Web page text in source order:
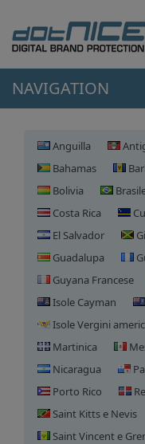
NAVIGATION
Anguilla
Bahamas
Bolivia
Costa Rica
El Salvador
Guadalupa
Guyana Francese
Isole Cayman
Isole Vergini
Martinica
Nicaragua
Porto Rico
Saint Kitts e Nevis
Saint Vincent e